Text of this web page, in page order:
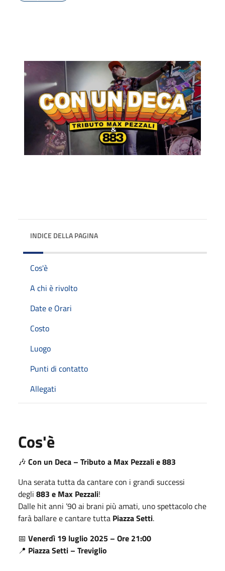
INDICE DELLA PAGINA
Cos'è
A chi è rivolto
Date e Orari
Costo
Luogo
Punti di contatto
Allegati
Cos'è
🎶 Con un Deca – Tributo a Max Pezzali e 883
Una serata tutta da cantare con i grandi successi
degli 883 e Max Pezzali!
Dalle hit anni ’90 ai brani più amati, uno spettacolo che
farà ballare e cantare tutta Piazza Setti.
📅 Venerdì 19 luglio 2025 – Ore 21:00
📍 Piazza Setti – Treviglio